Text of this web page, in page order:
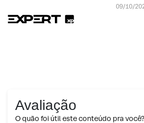
09/10/
Avaliação
O quão foi útil este conteúdo pra você?